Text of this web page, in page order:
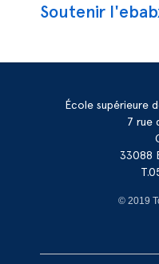
Soutenir
École supérieure
7 rue
33088
© 2019